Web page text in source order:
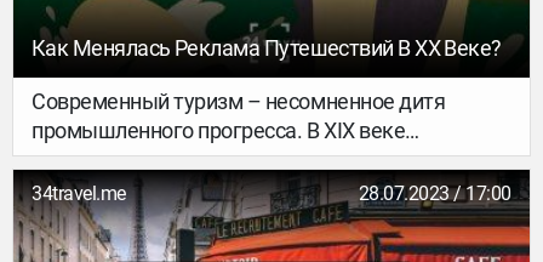
экзотические направления.
Как Менялась Реклама Путешествий В XX Веке?
Современный туризм – несомненное дитя
промышленного прогресса. В XIX веке
появление новых транспортных средств
превратило путешествия из необходимости в
развлечение. А развитие авиатранспорта в
середине XX века привело к появлению
34travel.me 28.07.2023 / 17:00